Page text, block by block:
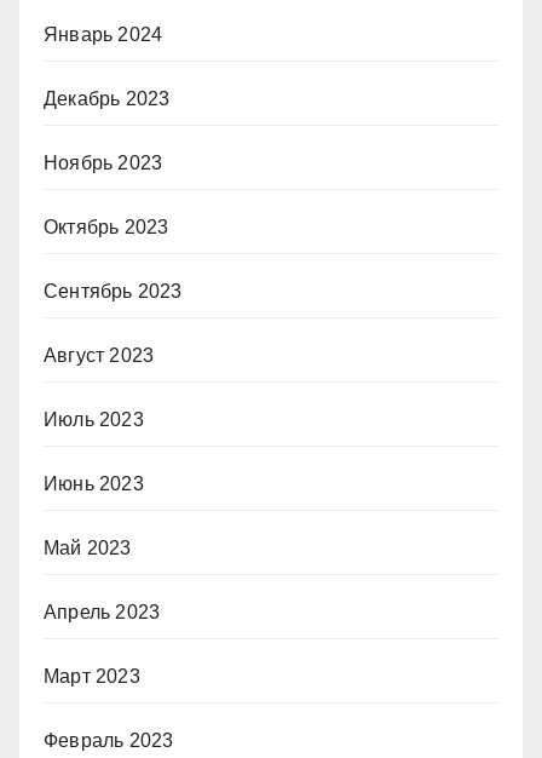
Январь 2024
Декабрь 2023
Ноябрь 2023
Октябрь 2023
Сентябрь 2023
Август 2023
Июль 2023
Июнь 2023
Май 2023
Апрель 2023
Март 2023
Февраль 2023